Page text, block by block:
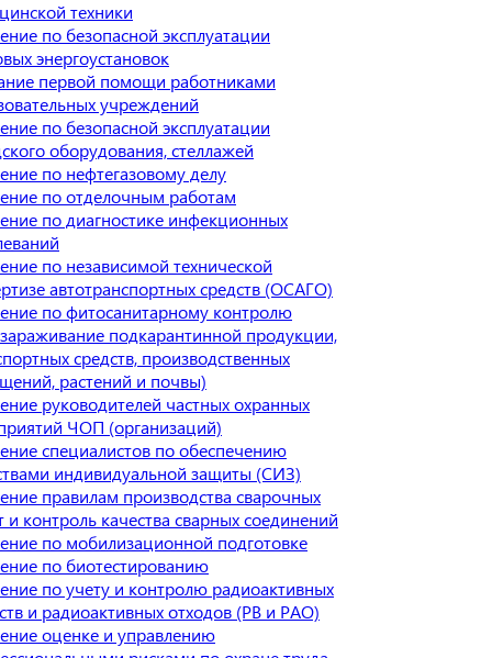
техники
по безопасной эксплуатации
энергоустановок
первой помощи работниками
учреждений
по безопасной эксплуатации
оборудования, стеллажей
по нефтегазовому делу
по отделочным работам
по диагностике инфекционных
по независимой технической
автотранспортных средств (ОСАГО)
по фитосанитарному контролю
подкарантинной продукции,
средств, производственных
растений и почвы)
руководителей частных охранных
ЧОП (организаций)
специалистов по обеспечению
индивидуальной защиты (СИЗ)
правилам производства сварочных
и контроль качества сварных соединений
по мобилизационной подготовке
по биотестированию
по учету и контролю радиоактивных
и радиоактивных отходов (РВ и РАО)
оценке и управлению